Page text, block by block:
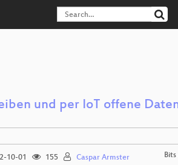
und per IoT offene
10-01 155 Caspar Armster